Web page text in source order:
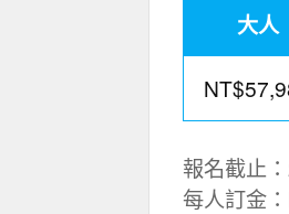
大人
報名截止
每人訂金